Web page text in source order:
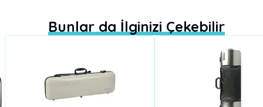
Bunlar da İlginizi Çekebilir